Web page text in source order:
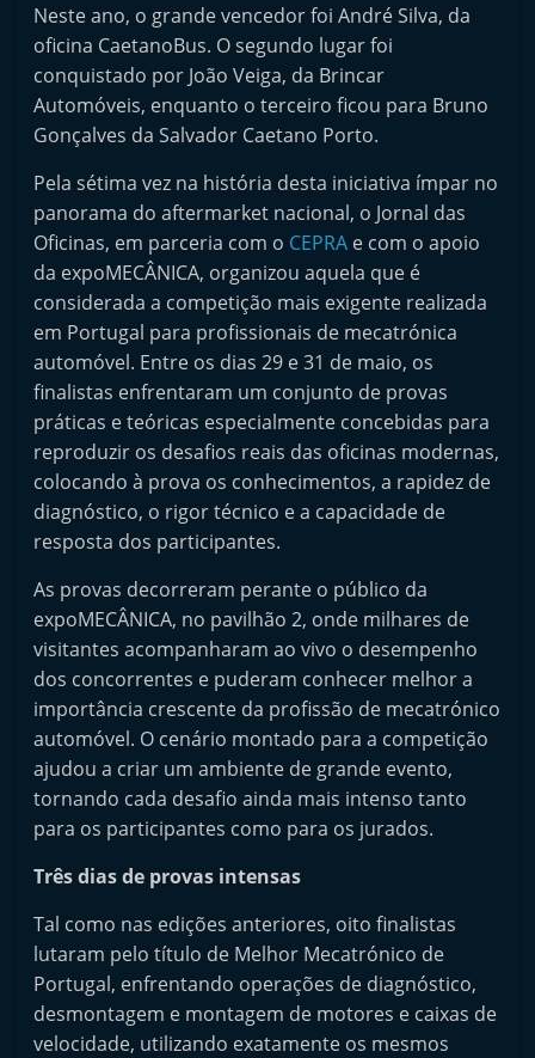
a
r
k
e
t
A
u
t
o
m
ó
v
e
l
e
m
P
o
r
t
u
g
a
l
Neste ano, o grande vencedor foi André Silva, da
oficina CaetanoBus. O segundo lugar foi
conquistado por João Veiga, da Brincar
Automóveis, enquanto o terceiro ficou para Bruno
Gonçalves da Salvador Caetano Porto.
Pela sétima vez na história desta iniciativa ímpar no
panorama do aftermarket nacional, o Jornal das
Oficinas, em parceria com o CEPRA e com o apoio
da expoMECÂNICA, organizou aquela que é
considerada a competição mais exigente realizada
em Portugal para profissionais de mecatrónica
automóvel. Entre os dias 29 e 31 de maio, os
finalistas enfrentaram um conjunto de provas
práticas e teóricas especialmente concebidas para
reproduzir os desafios reais das oficinas modernas,
colocando à prova os conhecimentos, a rapidez de
diagnóstico, o rigor técnico e a capacidade de
resposta dos participantes.
As provas decorreram perante o público da
expoMECÂNICA, no pavilhão 2, onde milhares de
visitantes acompanharam ao vivo o desempenho
dos concorrentes e puderam conhecer melhor a
importância crescente da profissão de mecatrónico
automóvel. O cenário montado para a competição
ajudou a criar um ambiente de grande evento,
tornando cada desafio ainda mais intenso tanto
para os participantes como para os jurados.
Três dias de provas intensas
Tal como nas edições anteriores, oito finalistas
lutaram pelo título de Melhor Mecatrónico de
Portugal, enfrentando operações de diagnóstico,
desmontagem e montagem de motores e caixas de
velocidade, utilizando exatamente os mesmos